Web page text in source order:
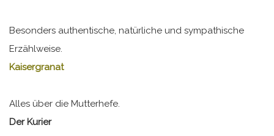
Besonders authentische, natürliche und sympathische
Erzählweise.
Kaisergranat
Alles über die Mutterhefe.
Der Kurier